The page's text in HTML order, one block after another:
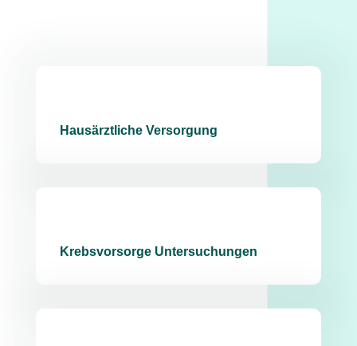
Hausärztliche Versorgung
Krebsvorsorge Untersuchungen